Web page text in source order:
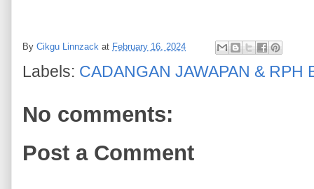
By Cikgu Linnzack at February 16, 2024
Labels: CADANGAN JAWAPAN & RPH
No comments:
Post a Comment